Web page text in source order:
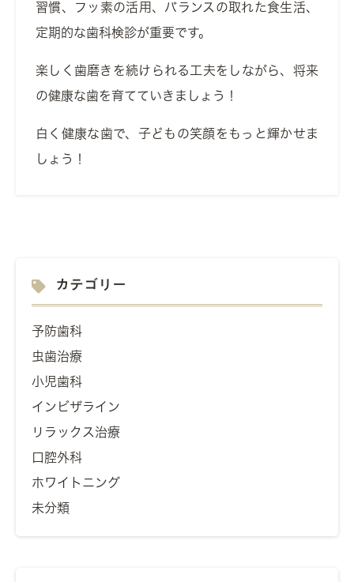
習慣、フッ素の活用、バランスの取れた食生活、
定期的な歯科検診が重要です。
楽しく歯磨きを続けられる工夫をしながら、将来
の健康な歯を育てていきましょう！
白く健康な歯で、子どもの笑顔をもっと輝かせま
しょう！
カテゴリー
予防歯科
虫歯治療
小児歯科
インビザライン
リラックス治療
口腔外科
ホワイトニング
未分類